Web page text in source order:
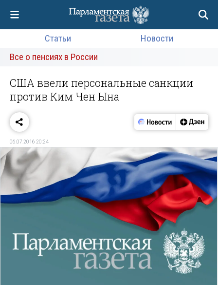
Статьи
Новости
Все о пенсиях в России
США ввели персональные санкции
против Ким Чен Ына
06.07.2016 20:24